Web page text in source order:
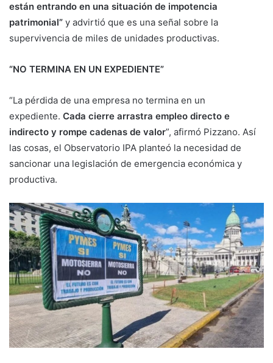
están entrando en una situación de impotencia
patrimonial” y advirtió que es una señal sobre la
supervivencia de miles de unidades productivas.
“NO TERMINA EN UN EXPEDIENTE”
“La pérdida de una empresa no termina en un
expediente. Cada cierre arrastra empleo directo e
indirecto y rompe cadenas de valor”, afirmó Pizzano. Así
las cosas, el Observatorio IPA planteó la necesidad de
sancionar una legislación de emergencia económica y
productiva.